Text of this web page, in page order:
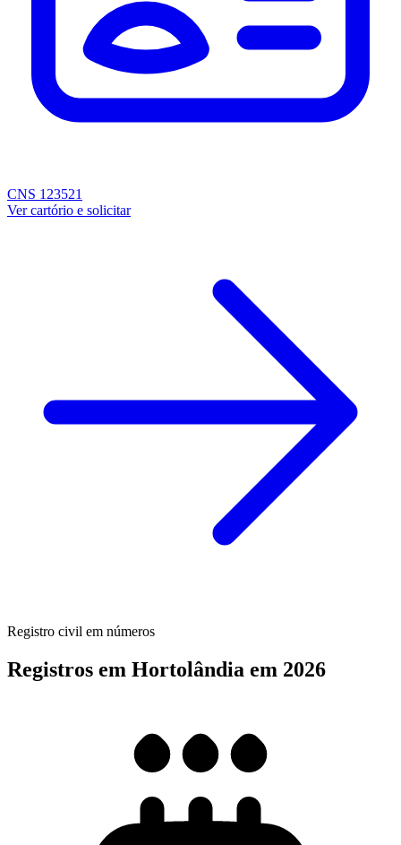
CNS 123521
Ver cartório e solicitar
Registro civil em números
Registros em Hortolândia em 2026